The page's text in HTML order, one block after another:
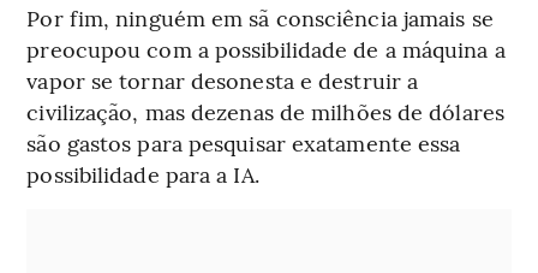
Por fim, ninguém em sã consciência jamais se
preocupou com a possibilidade de a máquina a
vapor se tornar desonesta e destruir a
civilização, mas dezenas de milhões de dólares
são gastos para pesquisar exatamente essa
possibilidade para a IA.